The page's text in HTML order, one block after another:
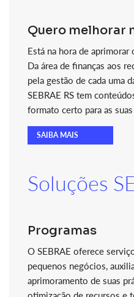
Quero melhorar
Está na hora de aprimorar
Da área de finanças aos
pela gestão de cada uma
SEBRAE RS tem
formato certo para as suas
SAIBA MAIS
Soluções
Programas
O SEBRAE oferece
pequenos negócios,
aprimoramento de suas